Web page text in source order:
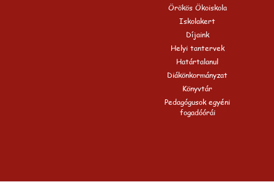
Örökös Ökoiskola
Iskolakert
Díjaink
Helyi tantervek
Határtalanul
Diákönkormányzat
Könyvtár
Pedagógusok egyéni
fogadóórái